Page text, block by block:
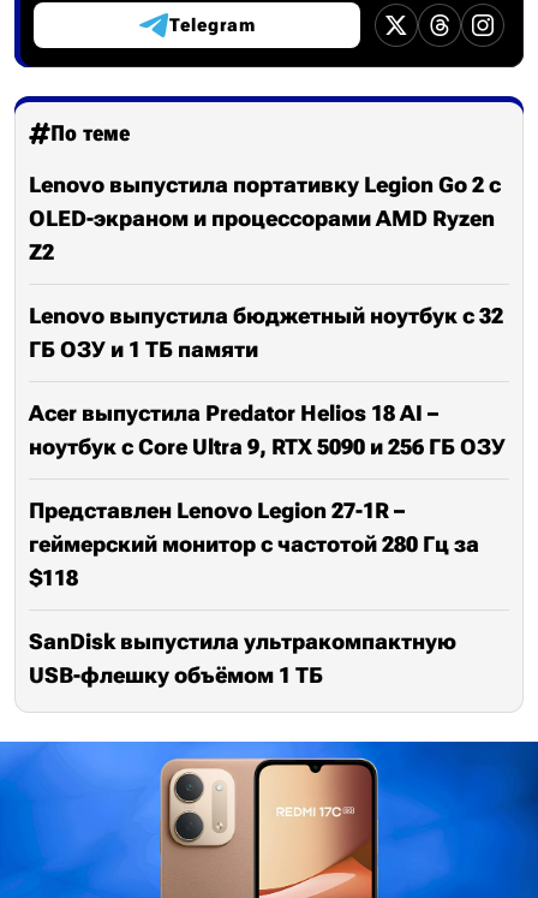
Telegram
По теме
Lenovo выпустила портативку Legion Go 2 с
OLED-экраном и процессорами AMD Ryzen
Z2
Lenovo выпустила бюджетный ноутбук с 32
ГБ ОЗУ и 1 ТБ памяти
Acer выпустила Predator Helios 18 AI –
ноутбук с Core Ultra 9, RTX 5090 и 256 ГБ ОЗУ
Представлен Lenovo Legion 27-1R –
геймерский монитор с частотой 280 Гц за
$118
SanDisk выпустила ультракомпактную
USB-флешку объёмом 1 ТБ